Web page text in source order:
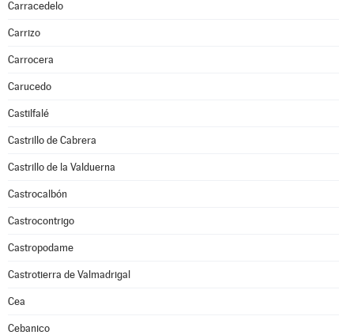
Carracedelo
Carrizo
Carrocera
Carucedo
Castilfalé
Castrillo de Cabrera
Castrillo de la Valduerna
Castrocalbón
Castrocontrigo
Castropodame
Castrotierra de Valmadrigal
Cea
Cebanico